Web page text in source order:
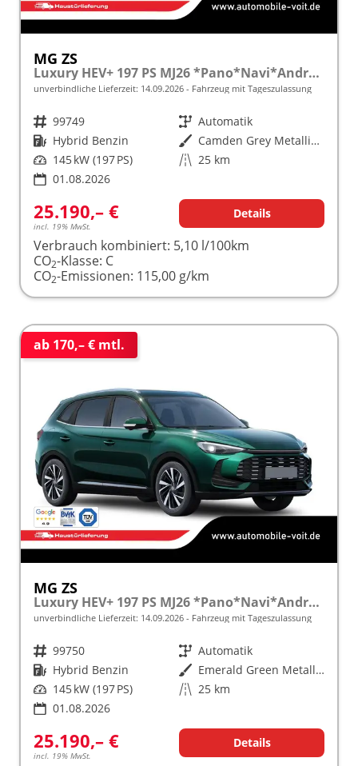
MG ZS
Luxury HEV+ 197 PS MJ26 *Pano*Navi*Android Auto*SHZ*360°*Kunstleder*Klimaauto*ACC
unverbindliche Lieferzeit: 14.09.2026 Fahrzeug mit Tageszulassung
Fahrzeugnr. 99749 Getriebe Automatik
Kraftstoff Hybrid Benzin Außenfarbe
Camden Grey Metallic [PAG]
Leistung 145 kW (197 PS) Kilometerstand 25 km
01.08.2026
25.190,– €
incl. 19% MwSt.
Details
Verbrauch kombiniert: 5,10 l/100km
CO2-Klasse: C
CO2-Emissionen: 115,00 g/km
ab 170,– € mtl.
MG ZS
Luxury HEV+ 197 PS MJ26 *Pano*Navi*Android Auto*SHZ*360°*Kunstleder*Klimaauto*ACC
unverbindliche Lieferzeit: 14.09.2026 Fahrzeug mit Tageszulassung
Fahrzeugnr. 99750 Getriebe Automatik
Kraftstoff Hybrid Benzin Außenfarbe
Emerald Green Metallic [GJY]
Leistung 145 kW (197 PS) Kilometerstand 25 km
01.08.2026
25.190,– €
incl. 19% MwSt.
Details